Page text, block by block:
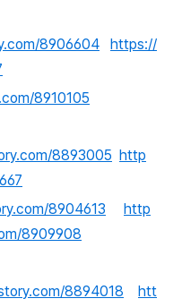
8906604
https://
8910105
8893005 http
8904613
http
8909908
8894018
htt